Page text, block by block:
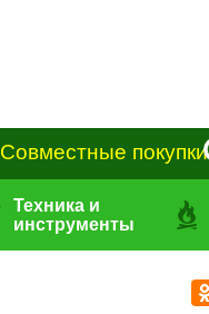
Совместные покупки
Техника и
инструменты